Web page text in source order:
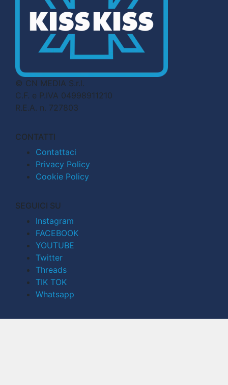
© CN MEDIA S.r.l.
C.F. e P.IVA 04998911210
R.E.A. n. 727803
CONTATTI
Contattaci
Privacy Policy
Cookie Policy
SEGUICI SU
Instagram
FACEBOOK
YOUTUBE
Twitter
Threads
TIK TOK
Whatsapp